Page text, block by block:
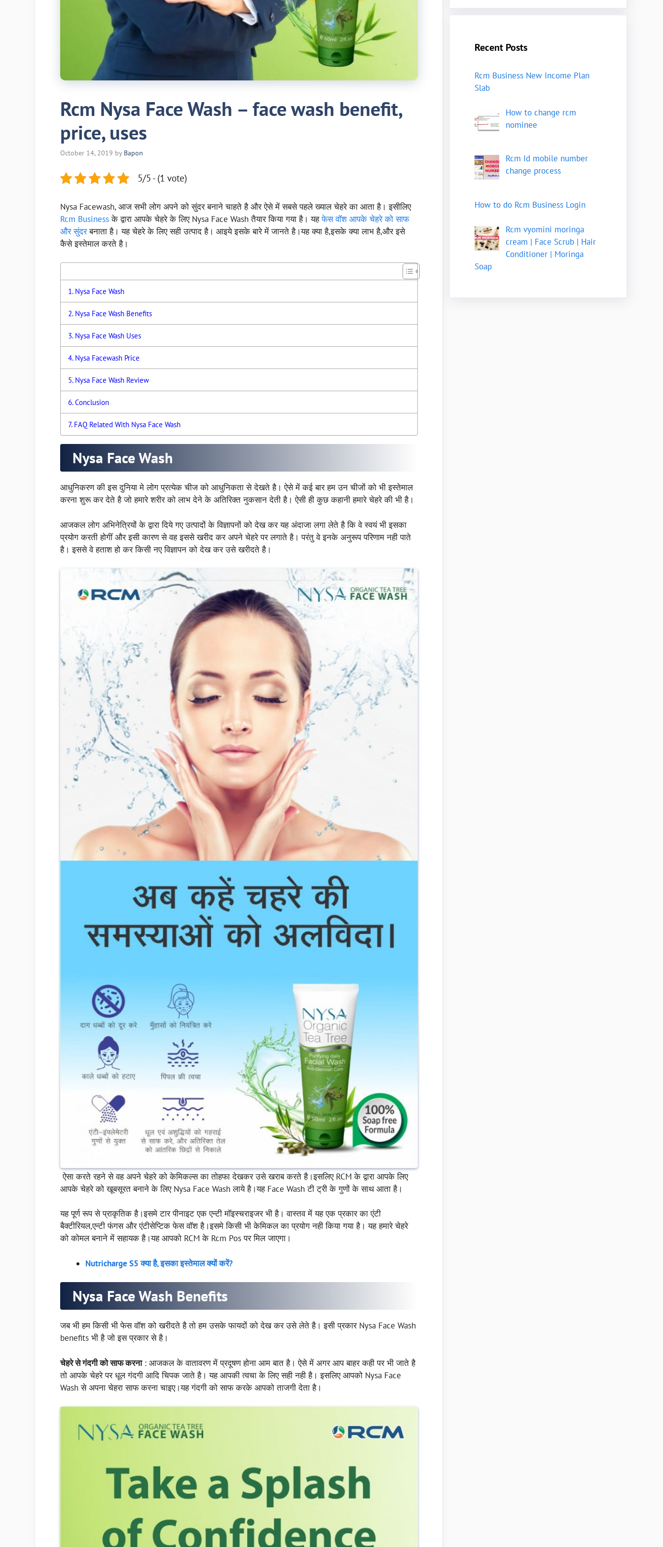
Rcm Nysa Face Wash – face wash benefit,
price, uses
October 14, 2019 by Bapon
5/5 - (1 vote)
Nysa Facewash, आज सभी लोग अपने को सुंदर बनाने चाहते है और ऐसे में सबसे पहले ख्याल चेहरे का आता है। इसीलिए
Rcm Businessके द्वारा आपके चेहरे के लिए Nysa Face Wash तैयार किया गया है। यहफेस वॉश आपके चेहरे को साफ
और सुंदरबनाता है। यह चेहरे के लिए सही उत्पाद है। आइये इसके बारे में जानते है।यह क्या है,इसके क्या लाभ है,और इसे
कैसे इस्तेमाल करते है।
Nysa Face Wash
Nysa Face Wash Benefits
Nysa Face Wash Uses
Nysa Facewash Price
Nysa Face Wash Review
Conclusion
FAQ Related With Nysa Face Wash
Nysa Face Wash
आधुनिकरण की इस दुनिया मे लोग प्रत्येक चीज को आधुनिकता से देखते है। ऐसे में कई बार हम उन चीजों को भी इस्तेमाल
करना शुरू कर देते है जो हमारे शरीर को लाभ देने के अतिरिक्त नुकसान देती है। ऐसी ही कुछ कहानी हमारे चेहरे की भी है।
आजकल लोग अभिनेत्रियों के द्वारा दिये गए उत्पादों के विज्ञापनों को देख कर यह अंदाजा लगा लेते है कि वे स्वयं भी इसका
प्रयोग करती होगीं और इसी कारण से वह इससे खरीद कर अपने चेहरे पर लगाते है। परंतु वे इनके अनुरूप परिणाम नही पाते
है। इससे वे हताश हो कर किसी नए विज्ञापन को देख कर उसे खरीदते है।
ऐसा करते रहने से वह अपने चेहरे को केमिकल्स का तोहफा देखकर उसे खराब करते है।इसलिए RCM के द्वारा आपके लिए
आपके चेहरे को खूबसूरत बनाने के लिए Nysa Face Wash लाये है।यह Face Wash टी ट्री के गुणों के साथ आता है।
यह पूर्ण रूप से प्राकृतिक है।इसमे टार पीनाइट एक एन्टी मॉइस्चराइजर भी है। वास्तव में यह एक प्रकार का एंटी
बैक्टीरियल,एन्टी फंगस और एंटीसेप्टिक फेस वॉश है।इसमे किसी भी केमिकल का प्रयोग नही किया गया है। यह हमारे चेहरे
को कोमल बनाने में सहायक है।यह आपको RCM के Rcm Pos पर मिल जाएगा।
Nutricharge S5 क्या है, इसका इस्तेमाल क्यों करें?
Nysa Face Wash Benefits
जब भी हम किसी भी फेस वॉश को खरीदते है तो हम उसके फायदों को देख कर उसे लेते है। इसी प्रकार Nysa Face Wash
benefits भी है जो इस प्रकार से है।
चेहरे से गंदगी को साफ करना: आजकल के वातावरण में प्रदूषण होना आम बात है। ऐसे में अगर आप बाहर कही पर भी जाते है
तो आपके चेहरे पर धूल गंदगी आदि चिपक जाते है। यह आपकी त्वचा के लिए सही नही है। इसलिए आपको Nysa Face
Wash से अपना चेहरा साफ करना चाइए।यह गंदगी को साफ करके आपको ताजगी देता है।
Recent Posts
Rcm Business New Income Plan
Slab
How to change rcm
nominee
Rcm Id mobile number
change process
How to do Rcm Business Login
Rcm vyomini moringa
cream | Face Scrub | Hair
Conditioner | Moringa
Soap